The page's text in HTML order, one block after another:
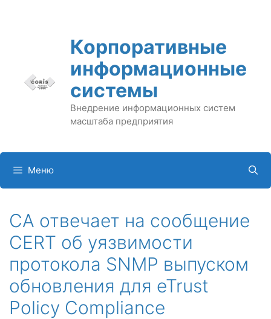
Корпоративные
информационные
системы
Внедрение информационных систем
масштаба предприятия
Меню
CA отвечает на сообщение
CERT об уязвимости
протокола SNMP выпуском
обновления для eTrust
Policy Compliance